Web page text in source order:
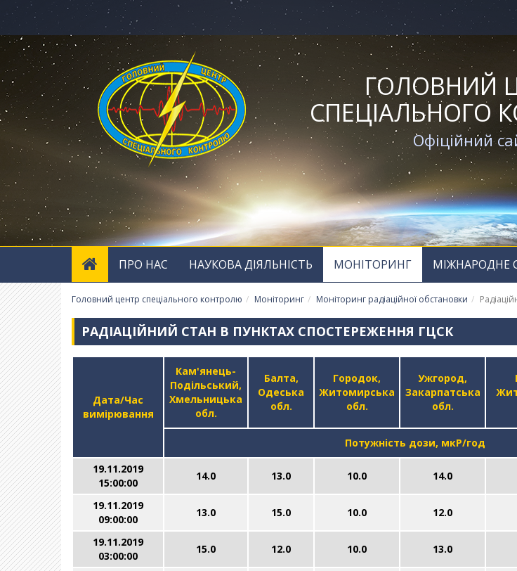
ГОЛОВНИЙ
СПЕЦІАЛЬНОГО
Офіційний
ПРО НАС НАУКОВА ДІЯЛЬНІСТЬ МОНІТОРИНГ МІЖНАРОДНЕ
Головний центр спеціального контролю Моніторинг Моніторинг радіаційної обстановки
РАДІАЦІЙНИЙ СТАН В ПУНКТАХ СПОСТЕРЕЖЕННЯ ГЦСК
Дата/Час
вимірювання
Кам'янець-
Подільський,
Хмельницька
обл.
Балта,
Одеська
обл.
Городок,
Житомирська
обл.
Ужгород,
Закарпатська
обл.
Потужність дози, мкР/год
19.11.2019
15:00:00
14.0 13.0 10.0 14.0
19.11.2019
09:00:00
13.0 15.0 10.0 12.0
19.11.2019
03:00:00
15.0 12.0 10.0 13.0